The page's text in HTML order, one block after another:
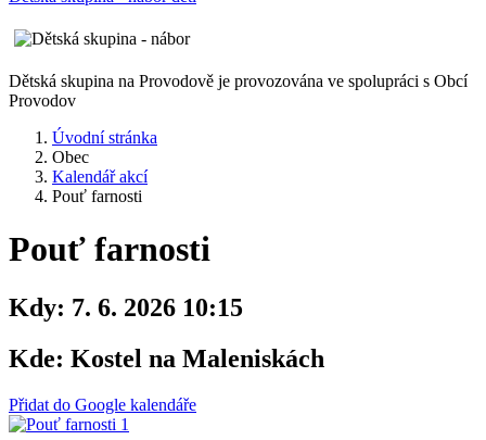
Dětská skupina na Provodově je provozována ve spolupráci s Obcí
Provodov
Úvodní stránka
Obec
Kalendář akcí
Pouť farnosti
Pouť farnosti
Kdy: 7. 6. 2026 10:15
Kde: Kostel na Maleniskách
Přidat do Google kalendáře